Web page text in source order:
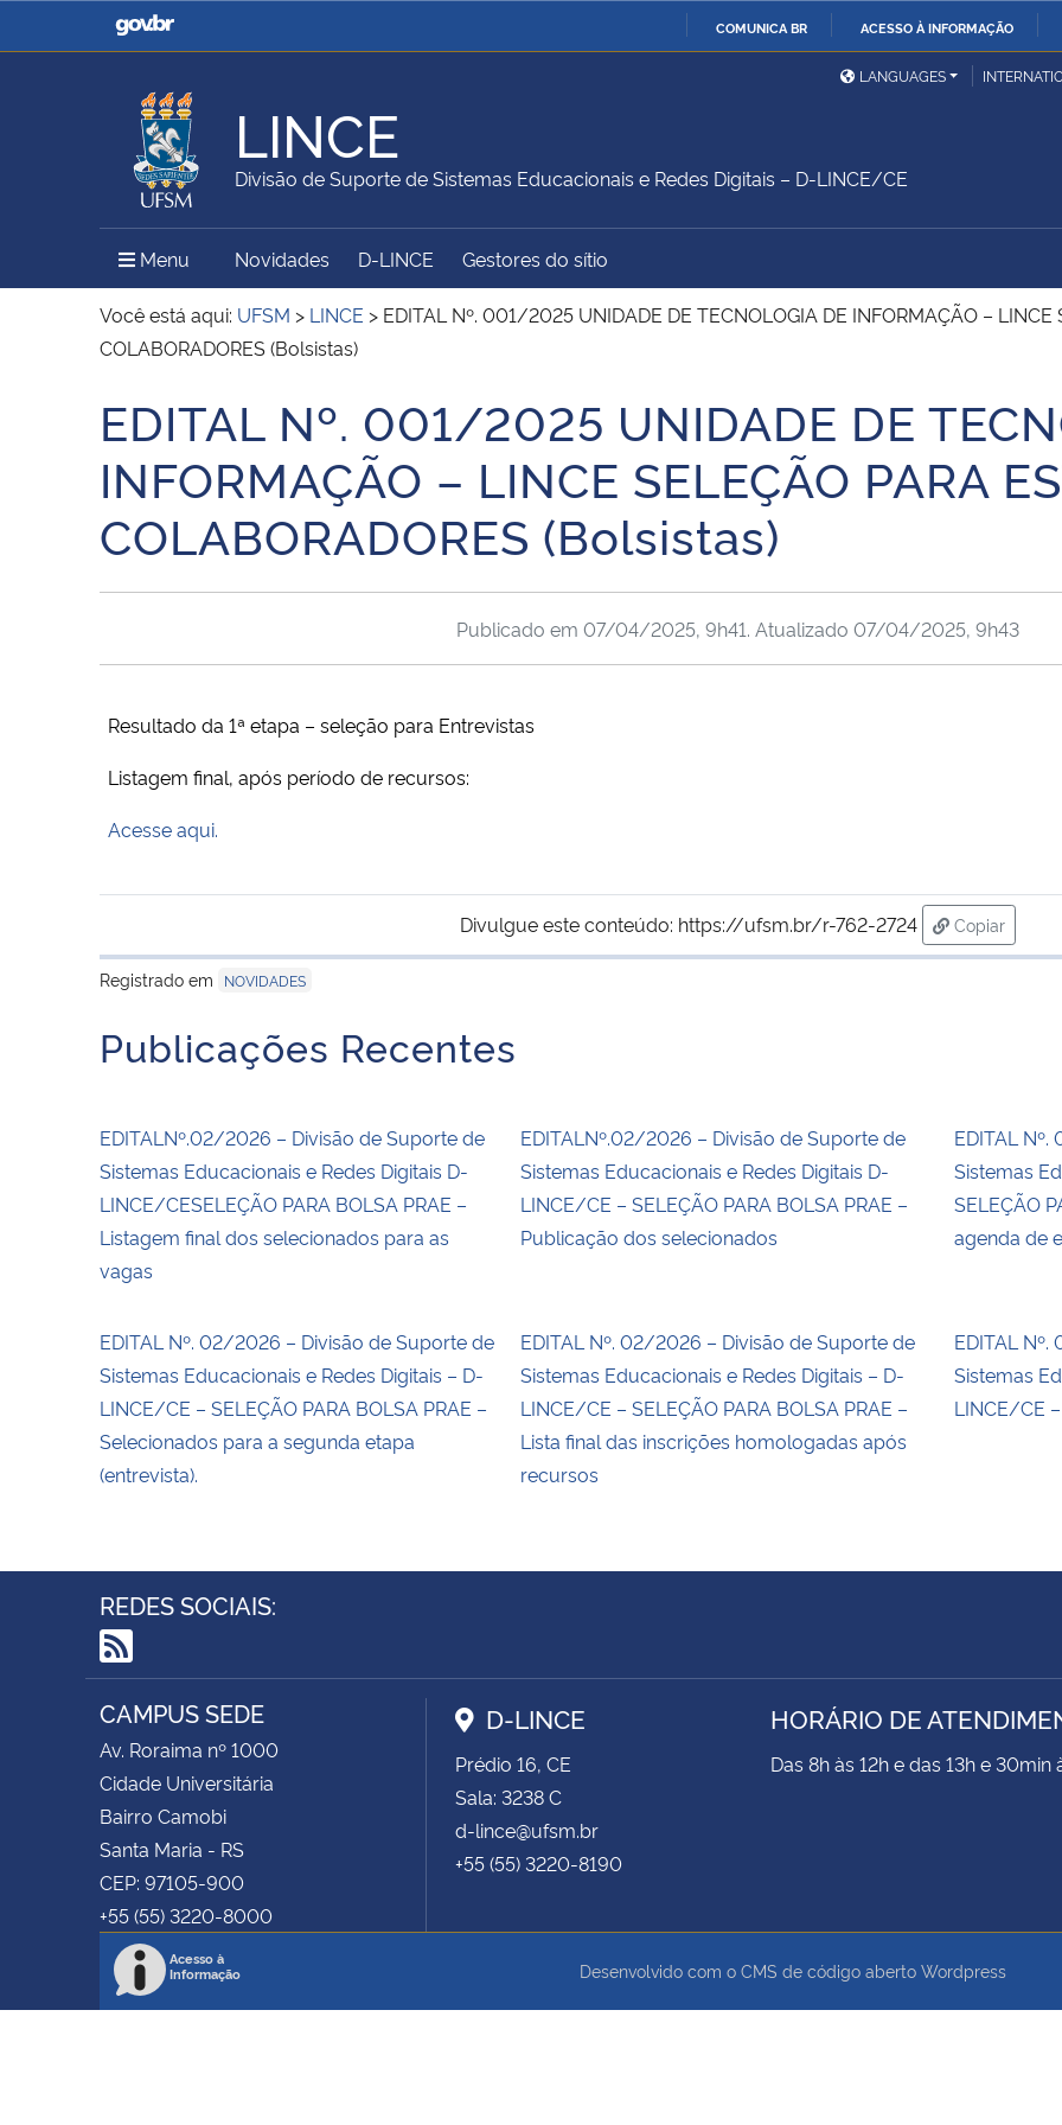
COMUNICA BR ACESSO À INFORMAÇÃO
Casa Civil
Ministério da Justiça e
Ministério da Defesa
Ministério das Relações
Exteriores
Ministério da Agricultura,
Pecuária e Abastecimento
Ministério da Educação
Ministério do Meio Ambiente Ministério do Turismo
Ministério do
Desenvolvimento Regional
União
Institucional
LANGUAGES
LINCE
Divisão de Suporte de Sistemas Educacionais e Redes Digitais – D-LINCE/CE
Menu Menu Principal do Sítio
Novidades D-LINCE Gestores do sítio
Você está aqui: UFSM > LINCE > EDITAL Nº. 001/2025 UNIDADE DE TECNOLOGIA DE INFORMAÇÃO – LINCE
COLABORADORES (Bolsistas)
Início do conteúdo
EDITAL Nº. 001/2025 UNIDADE DE
INFORMAÇÃO – LINCE SELEÇÃO PARA
COLABORADORES (Bolsistas)
Publicado em 07/04/2025, 9h41. Atualizado 07/04/2025, 9h43
Resultado da 1ª etapa – seleção para Entrevistas
Listagem final, após período de recursos:
Acesse aqui.
Divulgue este conteúdo: https://ufsm.br/r-762-2724
Copiar
para área
Registrado em
NOVIDADES
Publicações Recentes
EDITALNº.02/2026 – Divisão de Suporte de
Sistemas Educacionais e Redes Digitais D-
LINCE/CESELEÇÃO PARA BOLSA PRAE –
Listagem final dos selecionados para as
vagas
EDITALNº.02/2026 – Divisão de Suporte de
Sistemas Educacionais e Redes Digitais D-
LINCE/CE – SELEÇÃO PARA BOLSA PRAE –
Publicação dos selecionados
EDITAL
Sistemas
SELEÇÃO
agenda de
EDITAL Nº. 02/2026 – Divisão de Suporte de
Sistemas Educacionais e Redes Digitais – D-
LINCE/CE – SELEÇÃO PARA BOLSA PRAE –
Selecionados para a segunda etapa
(entrevista).
EDITAL Nº. 02/2026 – Divisão de Suporte de
Sistemas Educacionais e Redes Digitais – D-
LINCE/CE – SELEÇÃO PARA BOLSA PRAE –
Lista final das inscrições homologadas após
recursos
EDITAL
Sistemas
LINCE/CE
REDES SOCIAIS:
RSS
CAMPUS SEDE
Av. Roraima nº 1000
Cidade Universitária
Bairro Camobi
Santa Maria - RS
CEP: 97105-900
+55 (55) 3220-8000
D-LINCE
Prédio 16, CE
Sala: 3238 C
d-lince@ufsm.br
+55 (55) 3220-8190
HORÁRIO DE
Das 8h às 12h e das 13h e 30min
Acesso à
Informação
Desenvolvido com o CMS de código aberto Wordpress